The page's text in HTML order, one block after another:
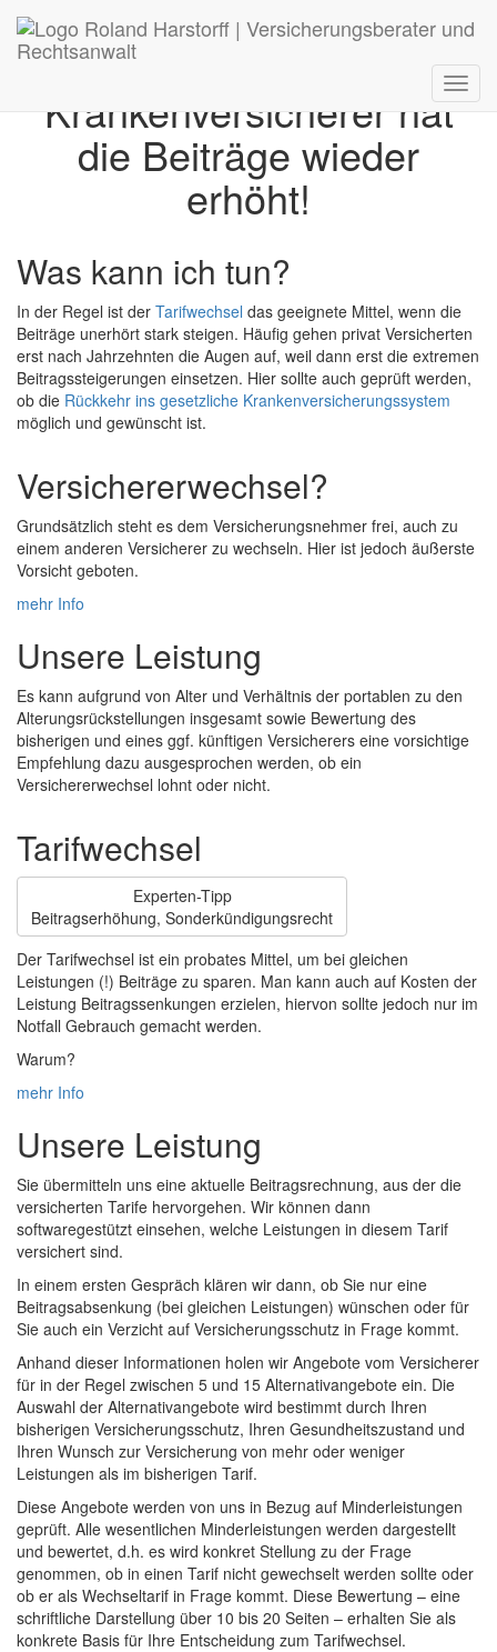
Onlineberatung
Mein privater
Krankenversicherer hat
die Beiträge wieder
erhöht!
Was kann ich tun?
In der Regel ist der Tarifwechsel das geeignete Mittel, wenn die
Beiträge unerhört stark steigen. Häufig gehen privat Versicherten
erst nach Jahrzehnten die Augen auf, weil dann erst die extremen
Beitragssteigerungen einsetzen. Hier sollte auch geprüft werden,
ob die Rückkehr ins gesetzliche Krankenversicherungssystem
möglich und gewünscht ist.
Versichererwechsel?
Grundsätzlich steht es dem Versicherungsnehmer frei, auch zu
einem anderen Versicherer zu wechseln. Hier ist jedoch äußerste
Vorsicht geboten.
mehr Info
Unsere Leistung
Es kann aufgrund von Alter und Verhältnis der portablen zu den
Alterungsrückstellungen insgesamt sowie Bewertung des
bisherigen und eines ggf. künftigen Versicherers eine vorsichtige
Empfehlung dazu ausgesprochen werden, ob ein
Versichererwechsel lohnt oder nicht.
Tarifwechsel
Experten-Tipp
Beitragserhöhung, Sonderkündigungsrecht
Der Tarifwechsel ist ein probates Mittel, um bei gleichen
Leistungen (!) Beiträge zu sparen. Man kann auch auf Kosten der
Leistung Beitragssenkungen erzielen, hiervon sollte jedoch nur im
Notfall Gebrauch gemacht werden.
Warum?
mehr Info
Unsere Leistung
Sie übermitteln uns eine aktuelle Beitragsrechnung, aus der die
versicherten Tarife hervorgehen. Wir können dann
softwaregestützt einsehen, welche Leistungen in diesem Tarif
versichert sind.
In einem ersten Gespräch klären wir dann, ob Sie nur eine
Beitragsabsenkung (bei gleichen Leistungen) wünschen oder für
Sie auch ein Verzicht auf Versicherungsschutz in Frage kommt.
Anhand dieser Informationen holen wir Angebote vom Versicherer
für in der Regel zwischen 5 und 15 Alternativangebote ein. Die
Auswahl der Alternativangebote wird bestimmt durch Ihren
bisherigen Versicherungsschutz, Ihren Gesundheitszustand und
Ihren Wunsch zur Versicherung von mehr oder weniger
Leistungen als im bisherigen Tarif.
Diese Angebote werden von uns in Bezug auf Minderleistungen
geprüft. Alle wesentlichen Minderleistungen werden dargestellt
und bewertet, d.h. es wird konkret Stellung zu der Frage
genommen, ob in einen Tarif nicht gewechselt werden sollte oder
ob er als Wechseltarif in Frage kommt. Diese Bewertung – eine
schriftliche Darstellung über 10 bis 20 Seiten – erhalten Sie als
konkrete Basis für Ihre Entscheidung zum Tarifwechsel.